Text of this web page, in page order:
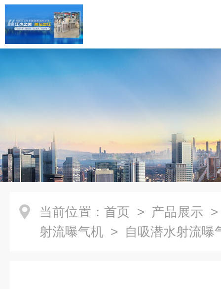
当前位置： 首页 > 产品展示
射流曝气机 > 自吸潜水射流曝